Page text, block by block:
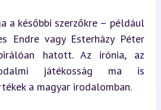
a későbbi szerzőkre – például
Endre vagy Esterházy Péter
hatott. Az irónia, az
játékosság ma is
a magyar irodalomban.